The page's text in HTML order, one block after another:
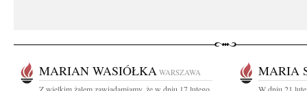
MARIAN WASIÓŁKA WARSZAWA MARIA